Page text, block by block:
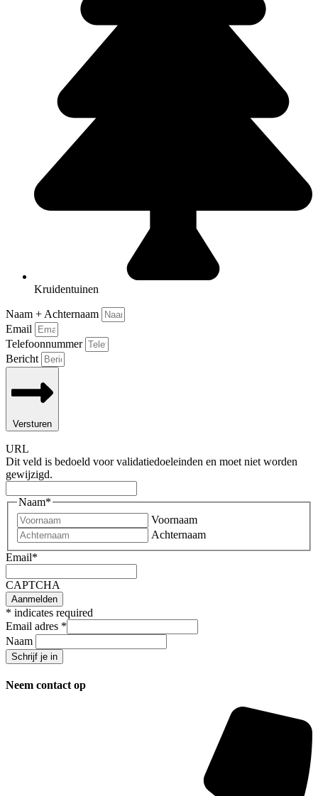
Kruidentuinen
Naam + Achternaam
Email
Telefoonnummer
Bericht
Versturen
URL
Dit veld is bedoeld voor validatiedoeleinden en moet niet worden
gewijzigd.
Naam*
Voornaam
Achternaam
Email*
CAPTCHA
* indicates required
Email adres *
Naam
Neem contact op